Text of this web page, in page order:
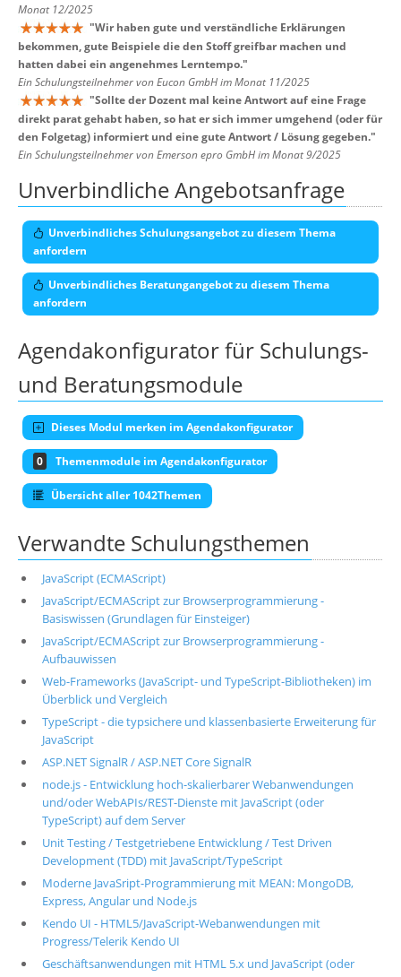
Monat 12/2025
"Wir haben gute und verständliche Erklärungen
bekommen, gute Beispiele die den Stoff greifbar machen und
hatten dabei ein angenehmes Lerntempo."
Ein Schulungsteilnehmer von Eucon GmbH im Monat 11/2025
"Sollte der Dozent mal keine Antwort auf eine Frage
direkt parat gehabt haben, so hat er sich immer umgehend (oder für
den Folgetag) informiert und eine gute Antwort / Lösung gegeben."
Ein Schulungsteilnehmer von Emerson epro GmbH im Monat 9/2025
Unverbindliche Angebotsanfrage
Unverbindliches Schulungsangebot zu diesem Thema
anfordern
Unverbindliches Beratungangebot zu diesem Thema
anfordern
Agendakonfigurator für Schulungs-
und Beratungsmodule
Dieses Modul merken im Agendakonfigurator
0 Themenmodule im Agendakonfigurator
Übersicht aller 1042Themen
Verwandte Schulungsthemen
JavaScript (ECMAScript)
JavaScript/ECMAScript zur Browserprogrammierung -
Basiswissen (Grundlagen für Einsteiger)
JavaScript/ECMAScript zur Browserprogrammierung -
Aufbauwissen
Web-Frameworks (JavaScript- und TypeScript-Bibliotheken) im
Überblick und Vergleich
TypeScript - die typsichere und klassenbasierte Erweiterung für
JavaScript
ASP.NET SignalR / ASP.NET Core SignalR
node.js - Entwicklung hoch-skalierbarer Webanwendungen
und/oder WebAPIs/REST-Dienste mit JavaScript (oder
TypeScript) auf dem Server
Unit Testing / Testgetriebene Entwicklung / Test Driven
Development (TDD) mit JavaScript/TypeScript
Moderne JavaSript-Programmierung mit MEAN: MongoDB,
Express, Angular und Node.js
Kendo UI - HTML5/JavaScript-Webanwendungen mit
Progress/Telerik Kendo UI
Geschäftsanwendungen mit HTML 5.x und JavaScript (oder